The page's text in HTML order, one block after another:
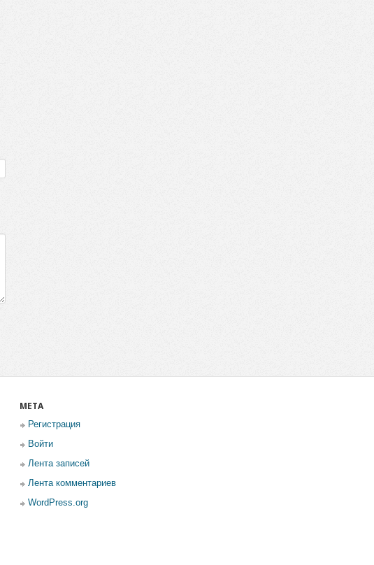
МЕТА
Регистрация
Войти
Лента записей
Лента комментариев
WordPress.org